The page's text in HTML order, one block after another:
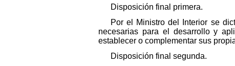
Disposición final primera.
Por el Ministro del Interior se
necesarias para el desarrollo y
establecer o complementar sus
Disposición final segunda.